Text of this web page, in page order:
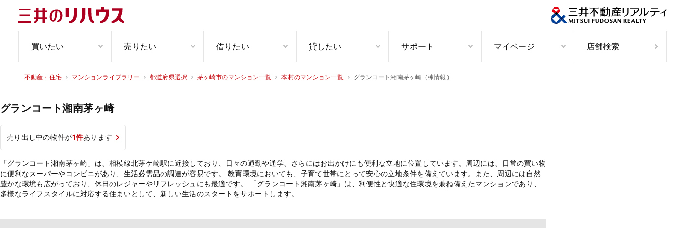
買いたい 売りたい 借りたい 貸したい サポート マイページ 店舗検索
不動産・住宅 マンションライブラリー 都道府県選択 茅ヶ崎市のマンション一覧 本村のマンション一覧 グランコート湘南茅ヶ崎（棟情報）
グランコート湘南茅ヶ崎
売り出し中の物件が1件あります
「グランコート湘南茅ヶ崎」は、相模線北茅ケ崎駅に近接しており、日々の通勤や通学、さらにはお出かけにも便利な立地に位置しています。周辺には、日常の買い物
に便利なスーパーやコンビニがあり、生活必需品の調達が容易です。 教育環境においても、子育て世帯にとって安心の立地条件を備えています。また、周辺には自然
豊かな環境も広がっており、休日のレジャーやリフレッシュにも最適です。 「グランコート湘南茅ヶ崎」は、利便性と快適な住環境を兼ね備えたマンションであり、
多様なライフスタイルに対応する住まいとして、新しい生活のスタートをサポートします。